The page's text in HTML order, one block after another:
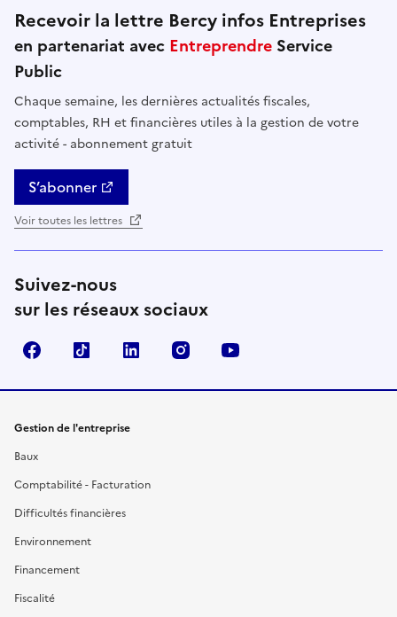
Recevoir la lettre Bercy infos Entreprises
en partenariat avec Entreprendre Service
Public
Chaque semaine, les dernières actualités fiscales,
comptables, RH et financières utiles à la gestion de votre
activité - abonnement gratuit
S’abonner
Voir toutes les lettres
Suivez-nous
sur les réseaux sociaux
FacebookTikTok Linkedin Instagram
Gestion de l'entreprise
Baux
Comptabilité - Facturation
Difficultés financières
Environnement
Financement
Fiscalité